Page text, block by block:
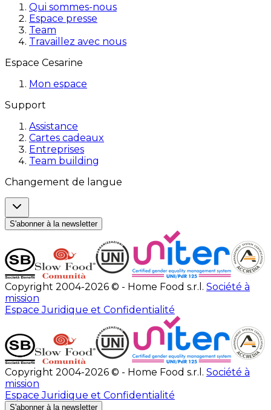
Qui sommes-nous
Espace presse
Team
Travaillez avec nous
Espace Cesarine
Mon espace
Support
Assistance
Cartes cadeaux
Entreprises
Team building
Changement de langue
S'abonner à la newsletter
Copyright 2004-2026 © - Home Food s.r.l. Société à
mission
Espace Juridique et Confidentialité
Copyright 2004-2026 © - Home Food s.r.l. Société à
mission
Espace Juridique et Confidentialité
S'abonner à la newsletter